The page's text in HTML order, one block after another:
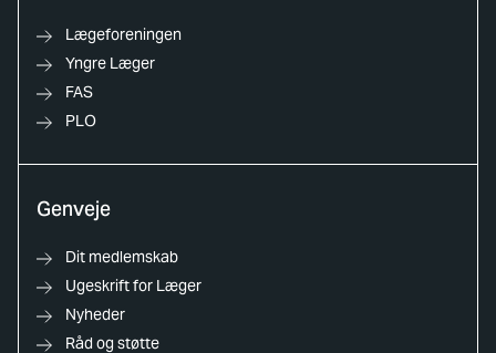
Lægeforeningen
Yngre Læger
FAS
PLO
Genveje
Dit medlemskab
Ugeskrift for Læger
Nyheder
Råd og støtte